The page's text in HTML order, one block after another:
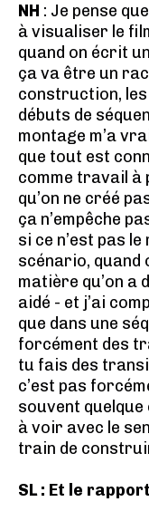
NH : Je pense
à visualiser le
quand on écrit
ça va être un
construction,
débuts de
montage m’a
que tout est
comme travail à
qu’on ne créé
ça n’empêche
si ce n’est pas
scénario, quand
matière qu’on a
aidé - et j’ai
que dans une
forcément des
tu fais des
c’est pas
souvent
à voir avec le
train de
SL : Et le